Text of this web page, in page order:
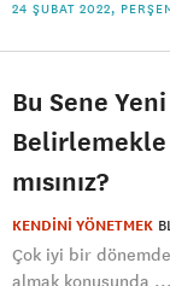
24 ŞUBAT 2022,
Bu Sene
Belirlemekle
mısınız?
KENDİNİ YÖNETMEK
Çok iyi bir
almak konusunda ...